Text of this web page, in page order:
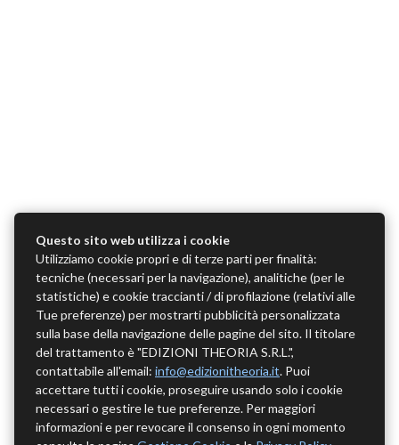
Questo sito web utilizza i cookie
Utilizziamo cookie propri e di terze parti per finalità:
tecniche (necessari per la navigazione), analitiche (per le
statistiche) e cookie traccianti / di profilazione (relativi alle
Tue preferenze) per mostrarti pubblicità personalizzata
sulla base della navigazione delle pagine del sito. Il titolare
del trattamento è "EDIZIONI THEORIA S.R.L.",
contattabile all'email: info@edizionitheoria.it. Puoi
accettare tutti i cookie, proseguire usando solo i cookie
necessari o gestire le tue preferenze. Per maggiori
informazioni e per revocare il consenso in ogni momento